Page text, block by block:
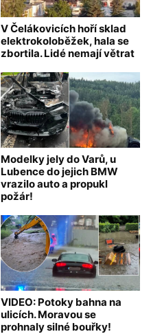
V Čelákovicích hoří sklad
elektrokoloběžek, hala se
zbortila. Lidé nemají větrat
Modelky jely do Varů, u
Lubence do jejich BMW
vrazilo auto a propukl
požár!
VIDEO: Potoky bahna na
ulicích. Moravou se
prohnaly silné bouřky!